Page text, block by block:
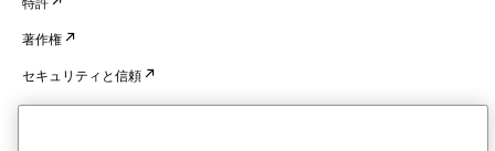
特許
著作権
セキュリティと信頼